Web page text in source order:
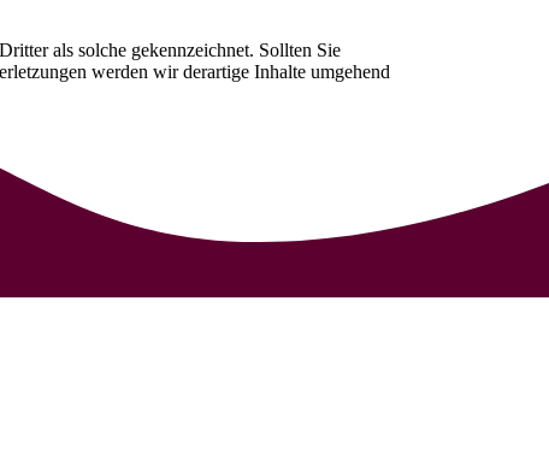
als solche gekennzeichnet. Sollten Sie
werden wir derartige Inhalte umgehend